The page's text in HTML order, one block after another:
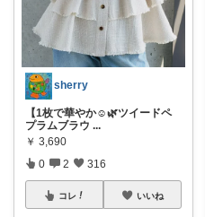
sherry
【1枚で華やか☺️🌿ツイードペ
プラムブラウ ...
￥ 3,690
0 2 316
コレ いいね